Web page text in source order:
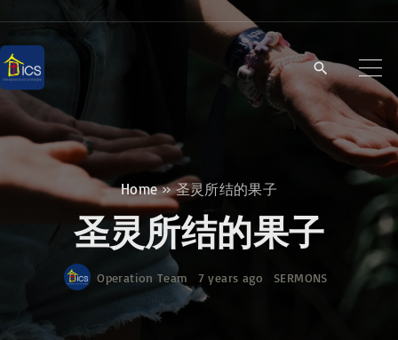
i
p
c
Home»圣灵所结的果子
圣灵所结的果子
Operation Team 7 years ago SERMONS